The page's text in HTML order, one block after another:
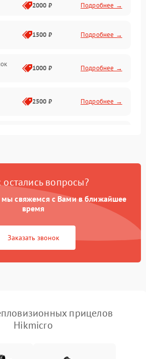
2000 ₽ Подробнее →
1500 ₽ Подробнее →
1000 ₽ Подробнее →
2500 ₽ Подробнее →
2000 ₽ Подробнее →
1500 ₽
1500 ₽ Подробнее →
остались вопросы?
мы свяжемся с Вами в ближайшее
время
Заказать звонок
прицелов
Hikmicro